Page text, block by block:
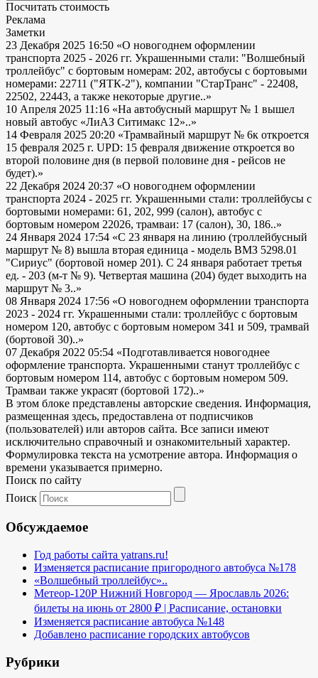
Посчитать стоимость
Реклама
Заметки
23 Декабря 2025 16:50 «О новогоднем оформлении
транспорта 2025 - 2026 гг. Украшенными стали: "Волшебный
троллейбус" с бортовым номерам: 202, автобусы с бортовыми
номерами: 22711 ("ЯТК-2"), компании "СтарТранс" - 22408,
22502, 22443, а также некоторые другие..»
10 Апреля 2025 11:16 «На автобусный маршрут № 1 вышел
новый автобус «ЛиАЗ Ситимакс 12»..»
14 Февраля 2025 20:20 «Трамвайный маршрут № 6к откроется
15 февраля 2025 г. UPD: 15 февраля движение откроется во
второй половине дня (в первой половине дня - рейсов не
будет).»
22 Декабря 2024 20:37 «О новогоднем оформлении
транспорта 2024 - 2025 гг. Украшенными стали: троллейбусы с
бортовыми номерами: 61, 202, 999 (салон), автобус с
бортовым номером 22026, трамваи: 17 (салон), 30, 186..»
24 Января 2024 17:54 «С 23 января на линию (троллейбусный
маршрут № 8) вышла вторая единица - модель ВМЗ 5298.01
"Сириус" (бортовой номер 201). С 24 января работает третья
ед. - 203 (м-т № 9). Четвертая машина (204) будет выходить на
маршрут № 3..»
08 Января 2024 17:56 «О новогоднем оформлении транспорта
2023 - 2024 гг. Украшенными стали: троллейбус с бортовым
номером 120, автобус с бортовым номером 341 и 509, трамвай
(бортовой 30)..»
07 Декабря 2022 05:54 «Подготавливается новогоднее
оформление транспорта. Украшенными станут троллейбус с
бортовым номером 114, автобус с бортовым номером 509.
Трамваи также украсят (бортовой 172)..»
В этом блоке представлены авторские сведения. Информация,
размещенная здесь, предоставлена от подписчиков
(пользователей) или авторов сайта. Все записи имеют
исключительно справочный и ознакомительный характер.
Формулировка текста на усмотрение автора. Информация о
времени указывается примерно.
Поиск по сайту
Поиск
Обсуждаемое
Год работы сайта yatrans.ru!
Изменяется расписание пригородного автобуса №178
«Волшебный троллейбус»..
Метеор-120Р Нижний Новгород — Ярославль 2026:
билеты на июнь от 2800 ₽ | Расписание, остановки
Изменяется расписание автобуса №148
Добавлено расписание городских автобусов
Рубрики